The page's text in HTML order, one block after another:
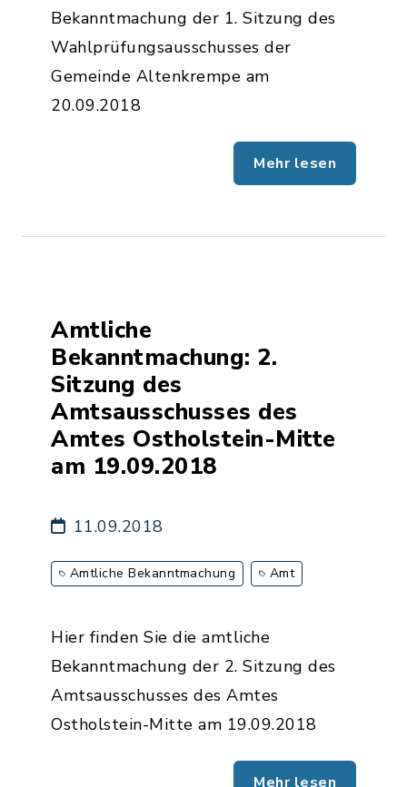
Bekanntmachung der 1. Sitzung des
Wahlprüfungsausschusses der
Gemeinde Altenkrempe am
20.09.2018
Mehr lesen
Amtliche
Bekanntmachung: 2.
Sitzung des
Amtsausschusses des
Amtes Ostholstein-Mitte
am 19.09.2018
11.09.2018
Amtliche Bekanntmachung Amt
Hier finden Sie die amtliche
Bekanntmachung der 2. Sitzung des
Amtsausschusses des Amtes
Ostholstein-Mitte am 19.09.2018
Mehr lesen